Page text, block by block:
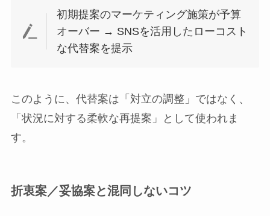
初期提案のマーケティング施策が予算
オーバー → SNSを活用したローコスト
な代替案を提示
このように、代替案は「対立の調整」ではなく、
「状況に対する柔軟な再提案」として使われま
す。
折衷案／妥協案と混同しないコツ